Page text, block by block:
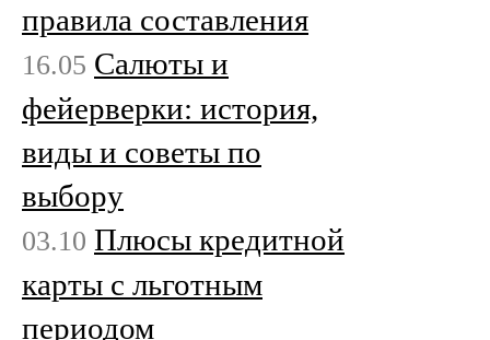
правила составления
16.05 Салюты и
фейерверки: история,
виды и советы по
выбору
03.10 Плюсы кредитной
карты с льготным
периодом